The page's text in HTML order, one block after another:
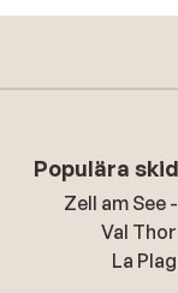
Populära
Zell am See
Val
La